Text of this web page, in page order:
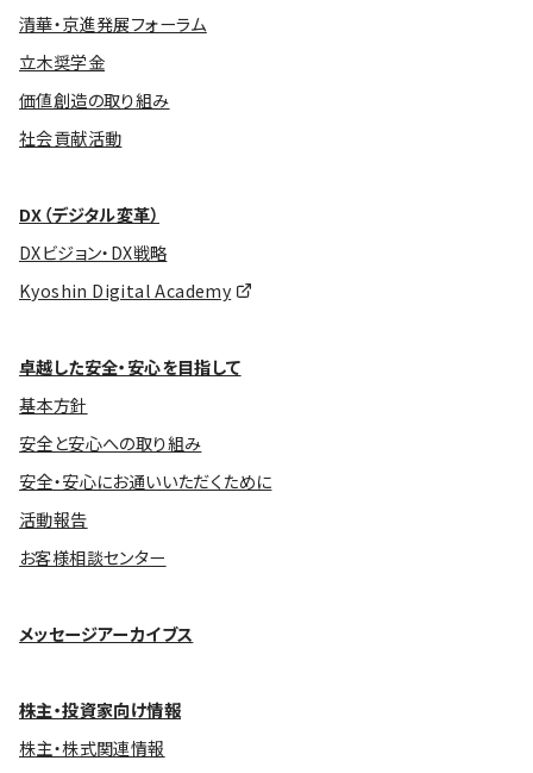
清華・京進発展フォーラム
立木奨学金
価値創造の取り組み
社会貢献活動
DX（デジタル変革）
DXビジョン・DX戦略
Kyoshin Digital Academy
卓越した安全・安心を目指して
基本方針
安全と安心への取り組み
安全・安心にお通いいただくために
活動報告
お客様相談センター
メッセージアーカイブス
株主・投資家向け情報
株主・株式関連情報